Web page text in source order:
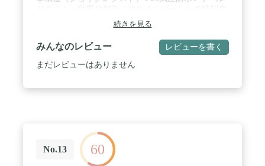
示、サマータイム設定機能付き● ムーンデータ（月
齢・月の形表示）● タイドグラフ● ストップウオッ
チ2本（1/100秒、1000時間計、スプリット付き）、
ストップウオッチ１のみ5秒カウントダウンオート
スタート機能付き● タイマー（セット単位：1分、
き）● 報音フラッシュ機能（アラーム／時報、タイ
マー予告／タイムアップ、ストップウオッチオート
スタート、報音連動発光）● 平均月差：±15秒以内 /
続きを見る
みんなのレビュー レビューを書く
まだレビューはありません
No.13 60